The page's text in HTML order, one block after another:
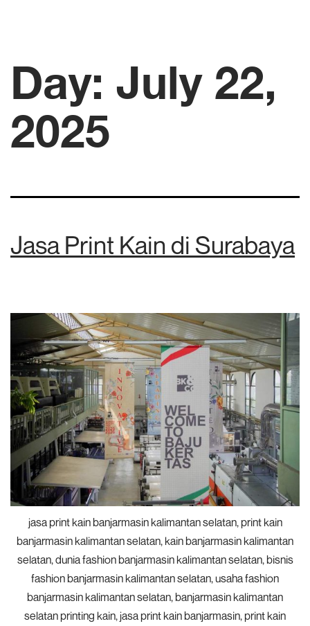
Day: July 22,
2025
Jasa Print Kain di Surabaya
jasa print kain banjarmasin kalimantan selatan, print kain
banjarmasin kalimantan selatan, kain banjarmasin kalimantan
selatan, dunia fashion banjarmasin kalimantan selatan, bisnis
fashion banjarmasin kalimantan selatan, usaha fashion
banjarmasin kalimantan selatan, banjarmasin kalimantan
selatan printing kain, jasa print kain banjarmasin, print kain